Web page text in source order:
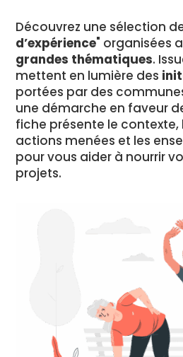
Découvrez une sélection
d’expérience" organisées
grandes thématiques.
mettent en lumière des
portées par des
une démarche en faveur
fiche présente le contexte,
actions menées et les
pour vous aider à nourrir
projets.